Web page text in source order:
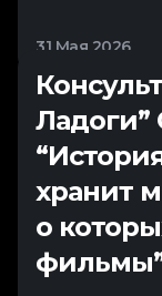
31 Мая 2026
Ладоги”
хранит
о